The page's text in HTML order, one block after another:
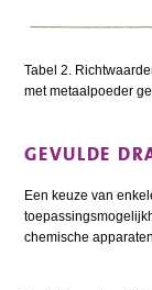
Tabel 2.
met metaalpoeder
GEVULDE
Een keuze van
chemische